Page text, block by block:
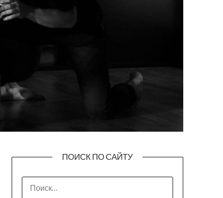
ПОИСК ПО САЙТУ